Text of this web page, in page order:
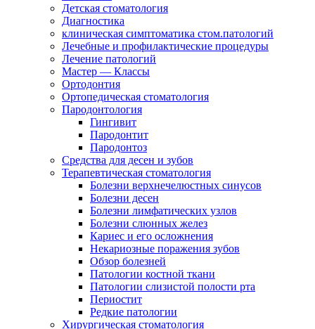
Детская стоматология
Диагностика
клиническая симптоматика стом.патологий
Лечебные и профилактические процедуры
Лечение патологий
Мастер — Классы
Ортодонтия
Ортопедическая стоматология
Пародонтология
Гингивит
Пародонтит
Пародонтоз
Средства для десен и зубов
Терапевтическая стоматология
Болезни верхнечелюстных синусов
Болезни десен
Болезни лимфатических узлов
Болезни слюнных желез
Кариес и его осложнения
Некариозные поражения зубов
Обзор болезней
Патологии костной ткани
Патологии слизистой полости рта
Периостит
Редкие патологии
Хирургическая стоматология